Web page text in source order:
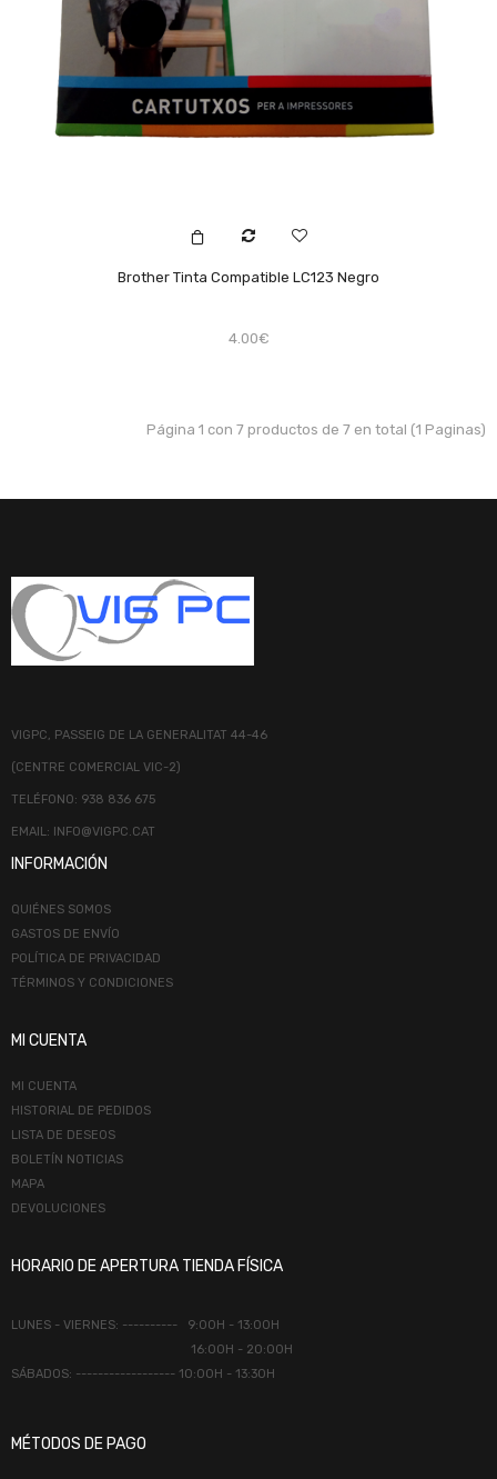
Brother Tinta Compatible LC123 Negro
4.00€
Página 1 con 7 productos de 7 en total (1 Paginas)
VIGPC, PASSEIG DE LA GENERALITAT 44-46
(CENTRE COMERCIAL VIC-2)
TELÉFONO: 938 836 675
EMAIL: INFO@VIGPC.CAT
INFORMACIÓN
QUIÉNES SOMOS
GASTOS DE ENVÍO
POLÍTICA DE PRIVACIDAD
TÉRMINOS Y CONDICIONES
MI CUENTA
MI CUENTA
HISTORIAL DE PEDIDOS
LISTA DE DESEOS
BOLETÍN NOTICIAS
MAPA
DEVOLUCIONES
HORARIO DE APERTURA TIENDA FÍSICA
LUNES - VIERNES: ---------- 9:00H - 13:00H
16:00H - 20:00H
SÁBADOS: ------------------ 10:00H - 13:30H
MÉTODOS DE PAGO